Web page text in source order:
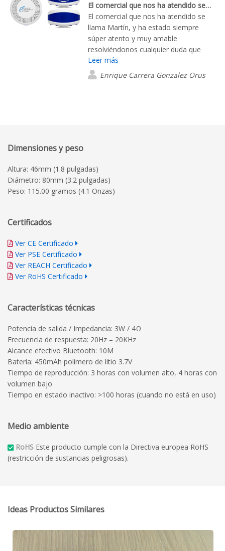
El comercial que nos ha atendido se…
El comercial que nos ha atendido se
llama Martín, y ha estado siempre
súper atento y muy amable
resolviéndonos cualquier duda que
teníamos. Es un gusto dar con gente
que te atiende tan rápidamente al
teléfono y te facilita las cosas. Muchas
Leer más
Enrique Carrera Gonzalez Orus
Dimensiones y peso
Altura: 46mm (1.8 pulgadas)
Diámetro: 80mm (3.2 pulgadas)
Peso: 115.00 gramos (4.1 Onzas)
Certificados
Ver CE Certificado
Ver PSE Certificado
Ver REACH Certificado
Ver RoHS Certificado
Características técnicas
Potencia de salida / Impedancia: 3W / 4Ω
Frecuencia de respuesta: 20Hz – 20KHz
Alcance efectivo Bluetooth: 10M
Batería: 450mAh polímero de litio 3.7V
Tiempo de reproducción: 3 horas con volumen alto, 4 horas con
volumen bajo
Tiempo en estado inactivo: >100 horas (cuando no está en uso)
Medio ambiente
RoHS Este producto cumple con la Directiva europea RoHS
(restricción de sustancias peligrosas).
Ideas Productos Similares